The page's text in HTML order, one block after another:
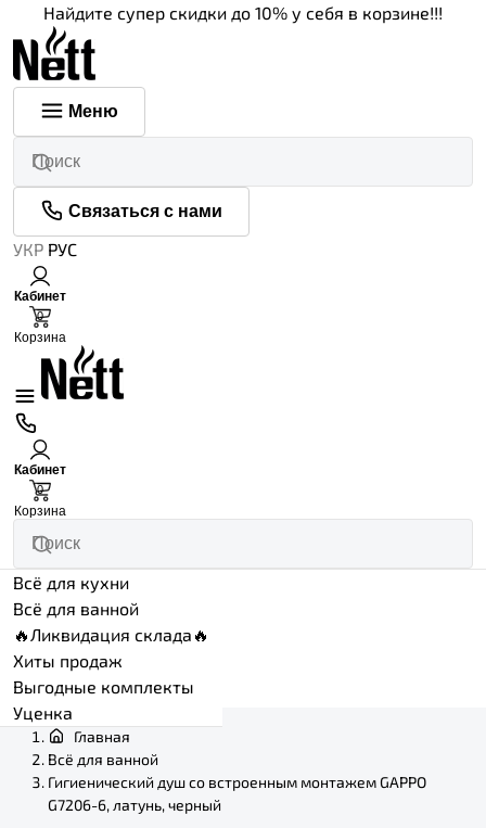
Найдите супер скидки до 10% у себя в корзине!!!
Меню
Связаться с нами
УКР РУС
Кабинет
0
Корзина
Кабинет
0
Корзина
Всё для кухни
Всё для ванной
🔥Ликвидация склада🔥
Хиты продаж
Выгодные комплекты
Уценка
Главная
Всё для ванной
Гигиенический душ со встроенным монтажем GAPPO
G7206-6, латунь, черный